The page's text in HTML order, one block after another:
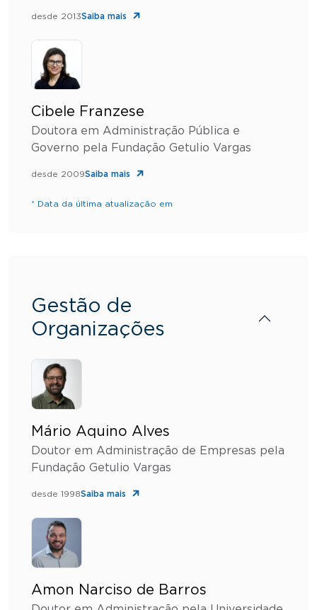
desde 2013Saiba mais
Cibele Franzese
Doutora em Administração Pública e
Governo pela Fundação Getulio Vargas
desde 2009Saiba mais
* Data da última atualização em
Gestão de
Organizações
Mário Aquino Alves
Doutor em Administração de Empresas pela
Fundação Getulio Vargas
desde 1998Saiba mais
Amon Narciso de Barros